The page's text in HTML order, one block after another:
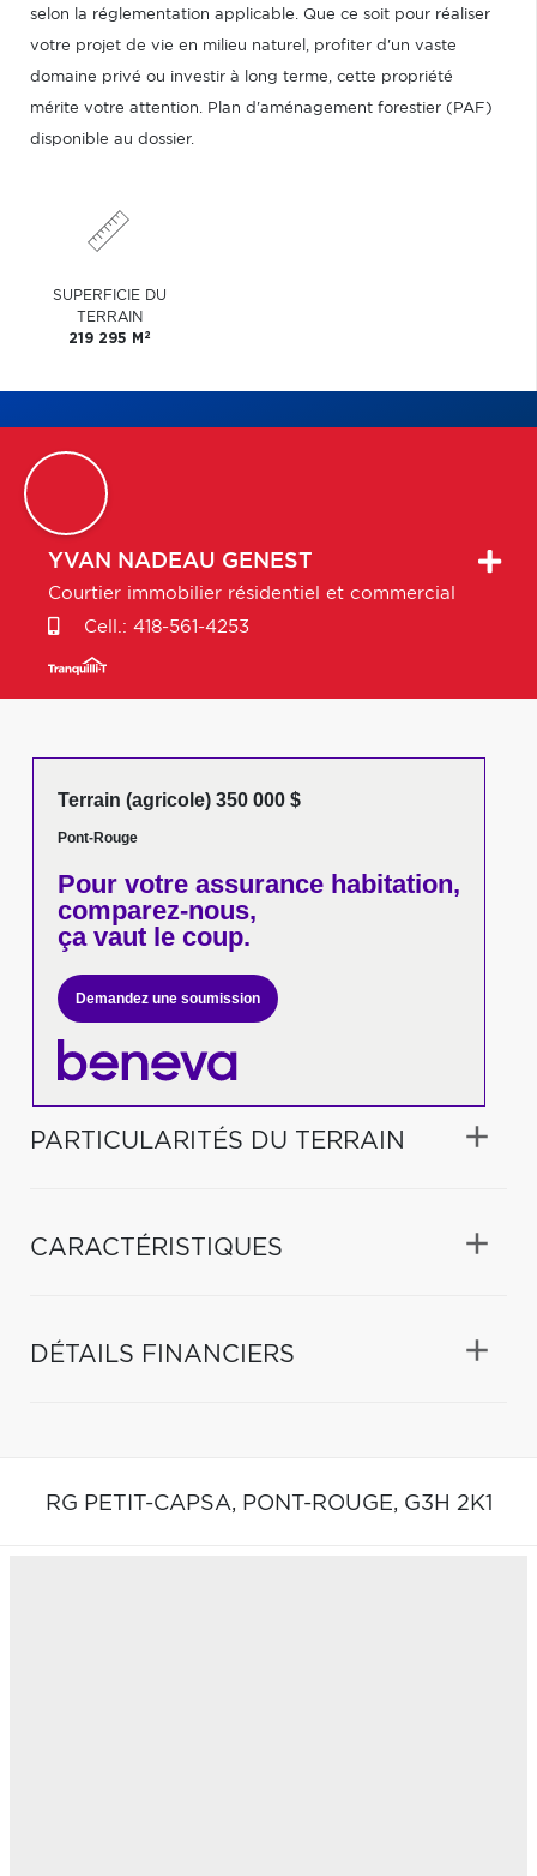
selon la réglementation applicable. Que ce soit pour réaliser
votre projet de vie en milieu naturel, profiter d'un vaste
domaine privé ou investir à long terme, cette propriété
mérite votre attention. Plan d'aménagement forestier (PAF)
disponible au dossier.
SUPERFICIE DU
TERRAIN
219 295 M 2
YVAN NADEAU GENEST
Courtier immobilier résidentiel et commercial
Cell.: 418-561-4253
Terrain (agricole) 350 000 $
Pont-Rouge
Pour votreassurance habitation,
comparez-nous,
ça vaut le coup.
Demandez une soumission
PARTICULARITÉS DU TERRAIN
CARACTÉRISTIQUES
DÉTAILS FINANCIERS
RG PETIT-CAPSA, PONT-ROUGE, G3H 2K1